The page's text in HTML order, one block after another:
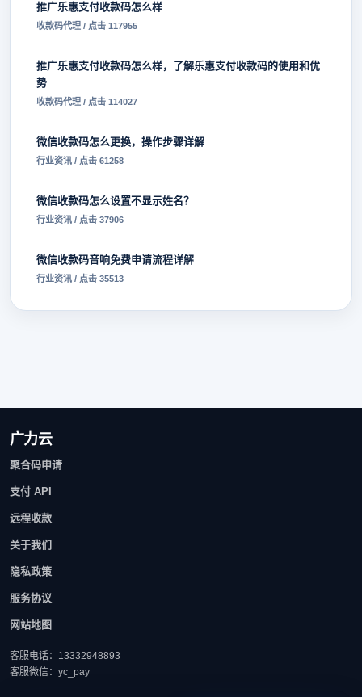
推广乐惠支付收款码怎么样
收款码代理 / 点击 117955
推广乐惠支付收款码怎么样，了解乐惠支付收款码的使用和优
势
收款码代理 / 点击 114027
微信收款码怎么更换，操作步骤详解
行业资讯 / 点击 61258
微信收款码怎么设置不显示姓名？
行业资讯 / 点击 37906
微信收款码音响免费申请流程详解
行业资讯 / 点击 35513
广力云
聚合码申请
支付 API
远程收款
关于我们
隐私政策
服务协议
网站地图
客服电话：13332948893
客服微信：yc_pay